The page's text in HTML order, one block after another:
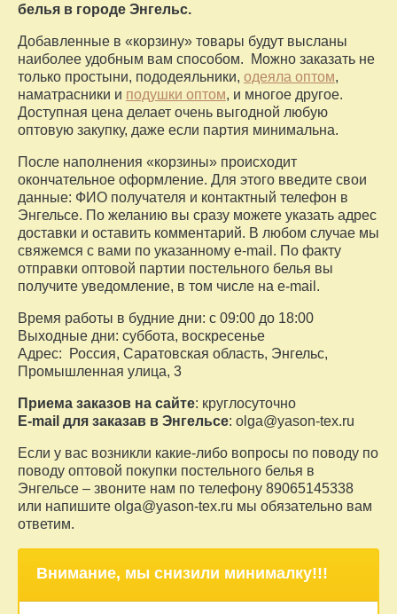
белья в городе Энгельс.
Добавленные в «корзину» товары будут высланы
наиболее удобным вам способом. Можно заказать не
только простыни, пододеяльники, одеяла оптом,
наматрасники и подушки оптом, и многое другое.
Доступная цена делает очень выгодной любую
оптовую закупку, даже если партия минимальна.
После наполнения «корзины» происходит
окончательное оформление. Для этого введите свои
данные: ФИО получателя и контактный телефон в
Энгельсе. По желанию вы сразу можете указать адрес
доставки и оставить комментарий. В любом случае мы
свяжемся с вами по указанному e-mail. По факту
отправки оптовой партии постельного белья вы
получите уведомление, в том числе на e-mail.
Время работы в будние дни: с 09:00 до 18:00
Выходные дни: суббота, воскресенье
Адрес: Россия, Саратовская область, Энгельс,
Промышленная улица, 3
Приема заказов на сайте: круглосуточно
E-mail для заказав в Энгельсе: olga@yason-tex.ru
Если у вас возникли какие-либо вопросы по поводу по
поводу оптовой покупки постельного белья в
Энгельсе – звоните нам по телефону 89065145338
или напишите olga@yason-tex.ru мы обязательно вам
ответим.
Внимание, мы снизили минималку!!!